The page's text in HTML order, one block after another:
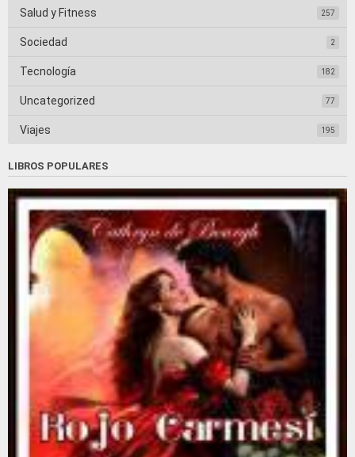
Salud y Fitness 257
Sociedad 2
Tecnología 182
Uncategorized 77
Viajes 195
LIBROS POPULARES